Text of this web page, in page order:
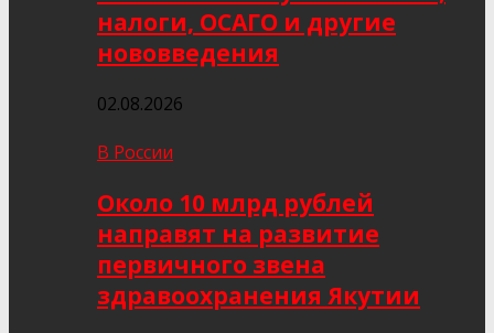
налоги, ОСАГО и другие
нововведения
02.08.2026
В России
Около 10 млрд рублей
направят на развитие
первичного звена
здравоохранения Якутии